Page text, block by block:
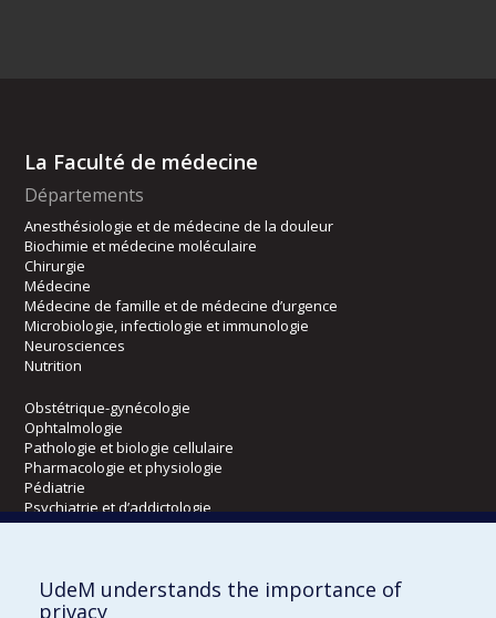
La Faculté de médecine
Départements
Anesthésiologie et de médecine de la douleur
Biochimie et médecine moléculaire
Chirurgie
Médecine
Médecine de famille et de médecine d’urgence
Microbiologie, infectiologie et immunologie
Neurosciences
Nutrition
Obstétrique-gynécologie
Ophtalmologie
Pathologie et biologie cellulaire
Pharmacologie et physiologie
Pédiatrie
Psychiatrie et d’addictologie
Radiologie, radio-oncologie et médecine nucléaire
Écoles
UdeM understands the importance of
privacy